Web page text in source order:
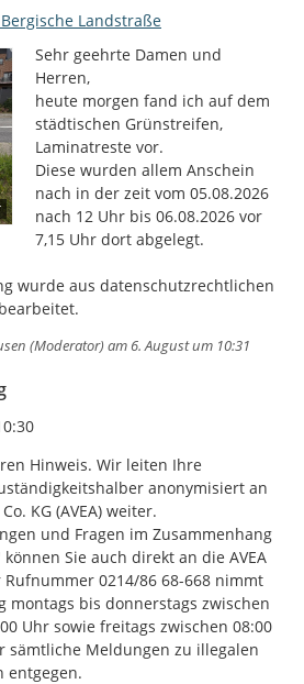
Landstraße
Sehr geehrte Damen und
Herren,
heute morgen fand ich auf dem
städtischen Grünstreifen,
Laminatreste vor.
Diese wurden allem Anschein
nach in der zeit vom 05.08.2026
nach 12 Uhr bis 06.08.2026 vor
7,15 Uhr dort abgelegt.
wurde aus datenschutzrechtlichen
(Moderator)am 6. August um 10:31
Hinweis. Wir leiten Ihre
anonymisiert an
KG (AVEA) weiter.
und Fragen im Zusammenhang
Sie auch direkt an die AVEA
0214/86 68-668 nimmt
montags bis donnerstags zwischen
Uhr sowie freitags zwischen 08:00
sämtliche Meldungen zu illegalen
entgegen.